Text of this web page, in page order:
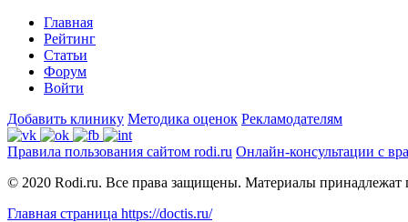
Главная
Рейтинг
Статьи
Форум
Войти
Добавить клинику Методика оценок Рекламодателям
Правила пользования сайтом rodi.ru Онлайн-консультации с
© 2020 Rodi.ru. Все права защищены. Материалы принадлежат
Главная страница https://doctis.ru/